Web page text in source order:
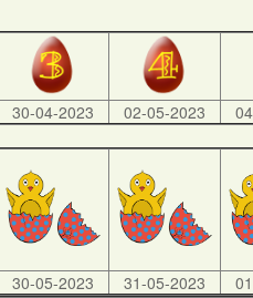
30-04-2023 02-05-2023
30-05-2023 31-05-2023